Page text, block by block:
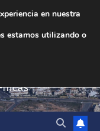
en nuestra
estamos utilizando o